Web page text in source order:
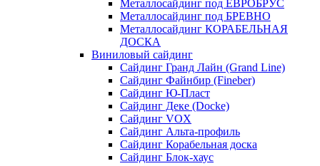
Металлосайдинг под ЕВРОБРУС
Металлосайдинг под БРЕВНО
Металлосайдинг КОРАБЕЛЬНАЯ
ДОСКА
Виниловый сайдинг
Сайдинг Гранд Лайн (Grand Line)
Сайдинг Файнбир (Fineber)
Сайдинг Ю-Пласт
Сайдинг Деке (Docke)
Сайдинг VOX
Сайдинг Альта-профиль
Сайдинг Корабельная доска
Сайдинг Блок-хаус